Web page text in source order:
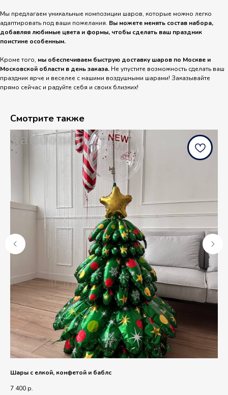
Мы предлагаем уникальные композиции шаров, которые можно легко
адаптировать под ваши пожелания. Вы можете менять состав набора,
добавляя любимые цвета и формы, чтобы сделать ваш праздник
поистине особенным.
Кроме того, мы обеспечиваем быструю доставку шаров по Москве и
Московской области в день заказа. Не упустите возможность сделать ваш
праздник ярче и веселее с нашими воздушными шарами! Заказывайте
прямо сейчас и радуйте себя и своих близких!
Смотрите также
balloondog.ru
Шары с елкой, конфетой и баблс
7 400 р.